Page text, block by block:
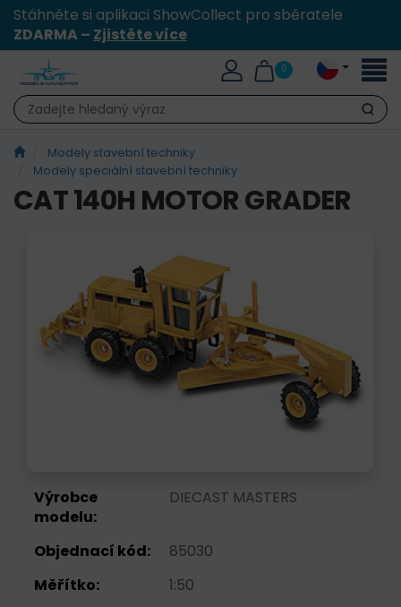
Stáhněte si aplikaci ShowCollect pro sběratele
ZDARMA – Zjistěte více
0
Hledat
Modely stavební techniky
Modely speciální stavební techniky
CAT 140H MOTOR GRADER
Výrobce
modelu:
DIECAST MASTERS
Objednací kód:
85030
Měřítko:
1:50